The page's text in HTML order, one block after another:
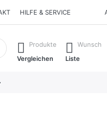
HILFE & SERVICE
Ergebnisse. Drücken
Produkte
Vergleichen
Wunsch
Liste